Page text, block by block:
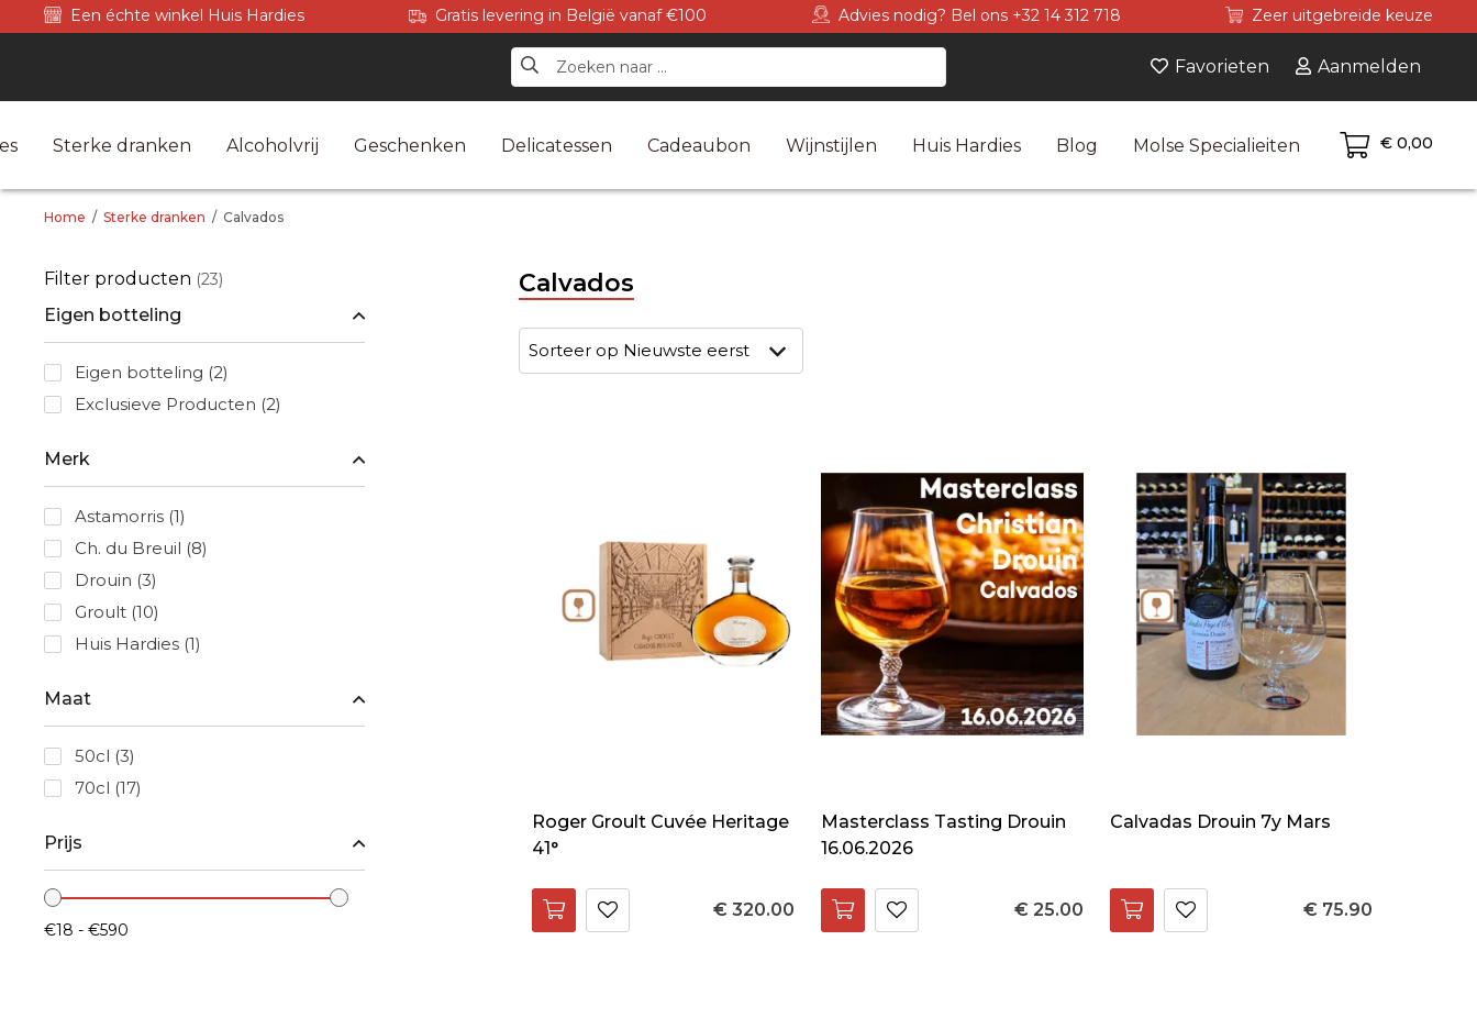
Een échte winkel Huis Hardies Gratis levering in België vanaf €100 Advies nodig? Bel ons +32 14 312 718 Zeer uitgebreide keuze
Favorieten Aanmelden
Sterke dranken Alcoholvrij Geschenken Delicatessen Cadeaubon Wijnstijlen Huis Hardies Blog Molse Specialieiten € 0,00
Home / Sterke dranken / Calvados
Filter producten (23)
Eigen botteling
Eigen botteling (2)
Exclusieve Producten (2)
Merk
Astamorris (1)
Ch. du Breuil (8)
Drouin (3)
Groult (10)
Huis Hardies (1)
Maat
50cl (3)
70cl (17)
Prijs
Calvados
Roger Groult Cuvée Heritage
41°
€ 320.00
Masterclass Tasting Drouin
16.06.2026
€ 25.00
Calvadas Drouin 7y Mars
€ 75.90